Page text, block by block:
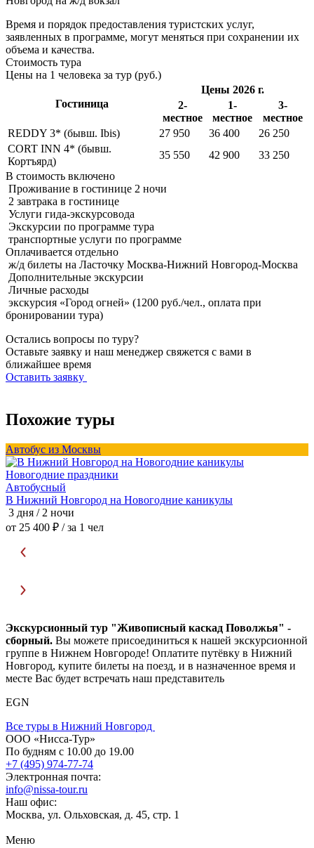
Время и порядок предоставления туристских услуг,
заявленных в программе, могут меняться при сохранении их
объема и качества.
Стоимость тура
Цены на 1 человека за тур (руб.)
Гостиница
Цены 2026 г.
2-
местное
1-
местное
3-
местное
REDDY 3* (бывш. Ibis)
27 950 36 400
26 250
CORT INN 4* (бывш.
Кортъярд)
35 550 42 900
33 250
В стоимость включено
Проживание в гостинице 2 ночи
2 завтрака в гостинице
Услуги гида-экскурсовода
Экскурсии по программе тура
транспортные услуги по программе
Оплачивается отдельно
ж/д билеты на Ласточку Москва-Нижний Новгород-Москва
Дополнительные экскурсии
Личные расходы
экскурсия «Город огней» (1200 руб./чел., оплата при
бронировании тура)
Остались вопросы по туру?
Оставьте заявку и наш менеджер свяжется с вами в
ближайшее время
Оставить заявку
Похожие туры
Автобус из Москвы
Новогодние праздники
Автобусный
В Нижний Новгород на Новогодние каникулы
3 дня / 2 ночи
от 25 400 ₽ / за 1 чел
Экскурсионный тур "Живописный каскад Поволжья" -
сборный. Вы можете присоединиться к нашей экскурсионной
группе в Нижнем Новгороде! Оплатите путёвку в Нижний
Новгород, купите билеты на поезд, и в назначенное время и
месте Вас будет встречать наш представитель
EGN
Все туры в Нижний Новгород
ООО «Нисса-Тур»
По будням с 10.00 до 19.00
+7 (495) 974-77-74
Электронная почта:
info@nissa-tour.ru
Наш офис:
Москва, ул. Ольховская, д. 45, стр. 1
Меню